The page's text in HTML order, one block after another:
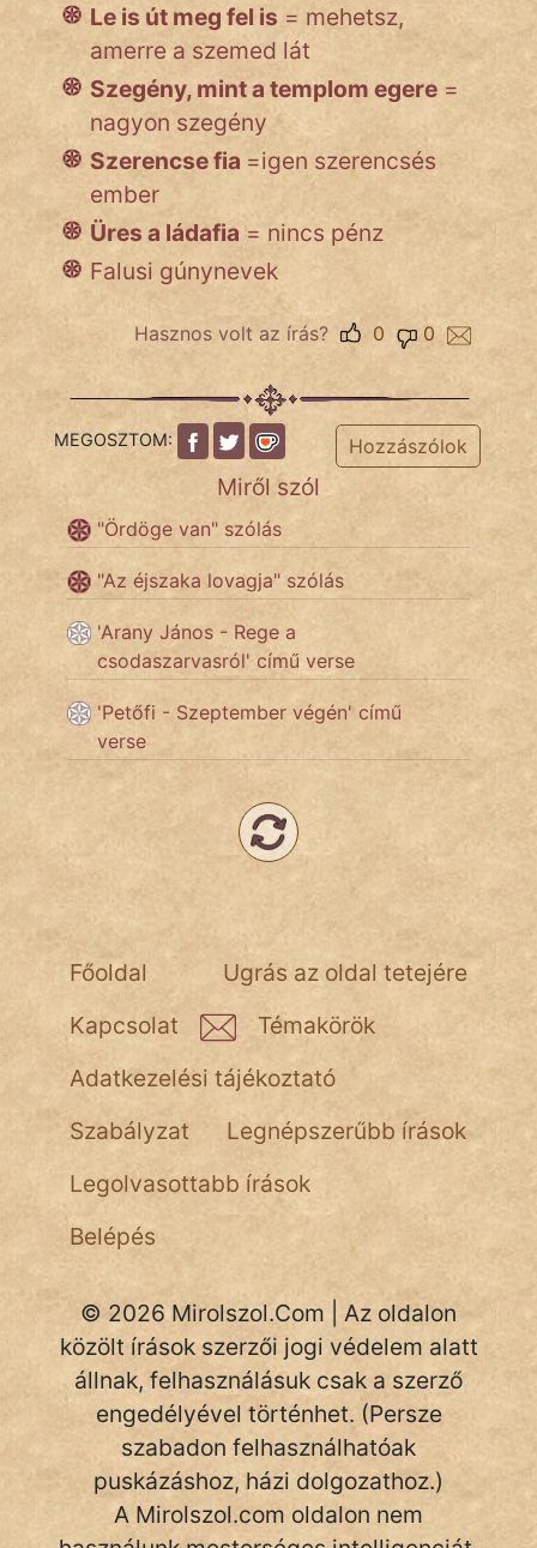
Név nélkül
pszichopati
szegény legény
Hoffer Botond
szemfüles
Le is út meg fel is = mehetsz,
amerre a szemed lát
Szegény, mint a templom egere =
nagyon szegény
Szerencse fia =igen szerencsés
ember
Üres a ládafia = nincs pénz
Falusi gúnynevek
Hasznos volt az írás? 0
0
MEGOSZTOM: Hozzászólok
Miről szól
"Ördöge van" szólás
"Az éjszaka lovagja" szólás
'Arany János - Rege a
csodaszarvasról' című verse
'Petőfi - Szeptember végén' című
verse
Ugrás az oldal tetejére
Főoldal
Kapcsolat
Témakörök
Adatkezelési tájékoztató
Szabályzat
Legnépszerűbb írások
Legolvasottabb írások
Belépés
© 2026 Mirolszol.Com | Az oldalon
közölt írások szerzői jogi védelem alatt
állnak, felhasználásuk csak a szerző
engedélyével történhet. (Persze
szabadon felhasználhatóak
puskázáshoz, házi dolgozathoz.)
A Mirolszol.com oldalon nem